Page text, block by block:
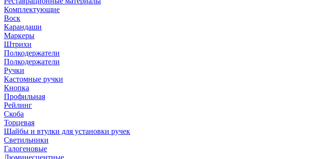
Комплектующие
Воск
Карандаши
Маркеры
Штрихи
Полкодержатели
Полкодержатели
Ручки
Кастомные ручки
Кнопка
Профильная
Рейлинг
Скоба
Торцевая
Шайбы и втулки для установки ручек
Светильники
Галогеновые
Люминесцентные